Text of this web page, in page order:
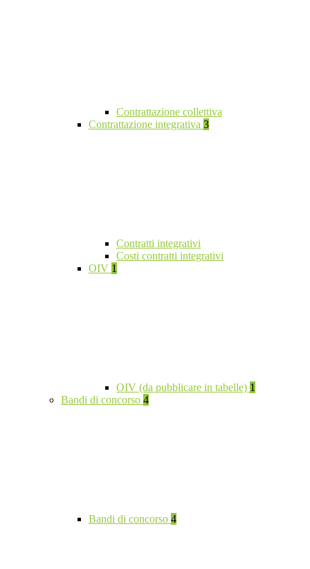
Contrattazione collettiva
Contrattazione integrativa 3
Contratti integrativi
Costi contratti integrativi
OIV 1
OIV (da pubblicare in tabelle) 1
Bandi di concorso 4
Bandi di concorso 4